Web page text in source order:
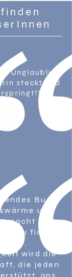
Unglaublich
steckt und
Buch
und
macht den
zu finden
wird die
die jeden